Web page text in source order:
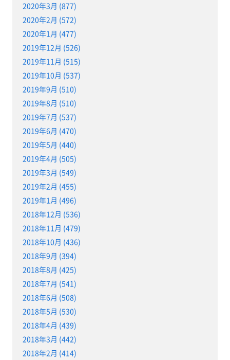
2020年3月 (877)
2020年2月 (572)
2020年1月 (477)
2019年12月 (526)
2019年11月 (515)
2019年10月 (537)
2019年9月 (510)
2019年8月 (510)
2019年7月 (537)
2019年6月 (470)
2019年5月 (440)
2019年4月 (505)
2019年3月 (549)
2019年2月 (455)
2019年1月 (496)
2018年12月 (536)
2018年11月 (479)
2018年10月 (436)
2018年9月 (394)
2018年8月 (425)
2018年7月 (541)
2018年6月 (508)
2018年5月 (530)
2018年4月 (439)
2018年3月 (442)
2018年2月 (414)